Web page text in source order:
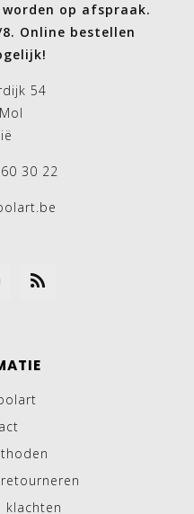
op afspraak.
Online bestellen
54
30 22
klachten